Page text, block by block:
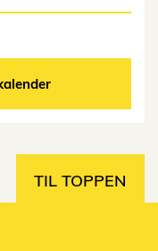
TIL TOPPEN